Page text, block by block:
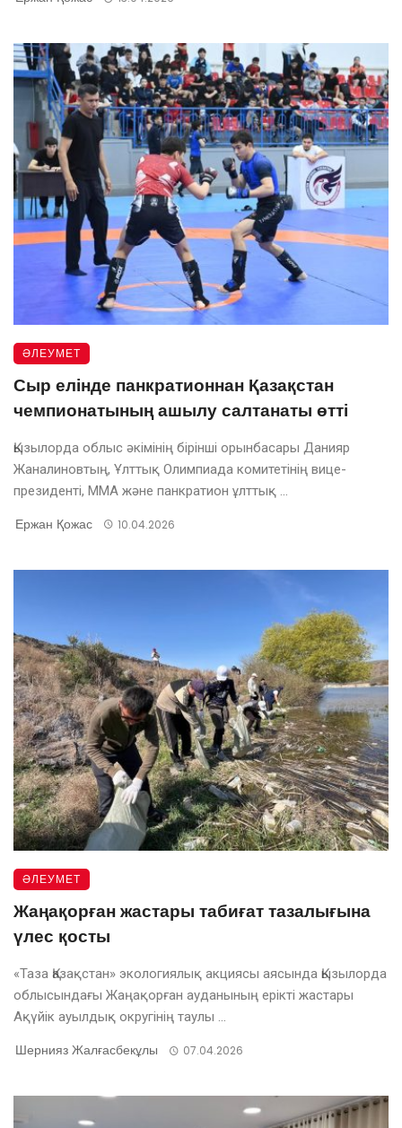
ӘЛЕУМЕТ
Сыр елінде панкратионнан Қазақстан
чемпионатының ашылу салтанаты өтті
Қызылорда облыс әкімінің бірінші орынбасары Данияр
Жаналиновтың, Ұлттық Олимпиада комитетінің вице-
президенті, ММА және панкратион ұлттық ...
Ержан Қожас 10.04.2026
ӘЛЕУМЕТ
Жаңақорған жастары табиғат тазалығына
үлес қосты
«Таза Қазақстан» экологиялық акциясы аясында Қызылорда
облысындағы Жаңақорған ауданының ерікті жастары
Ақүйік ауылдық округінің таулы ...
Шернияз Жалғасбекұлы 07.04.2026